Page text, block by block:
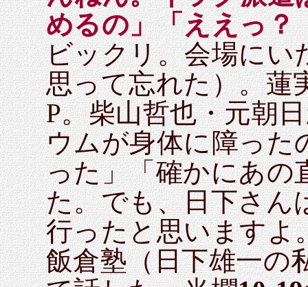
めるの」「ええっ
ビックリ。会場にい
思って忘れた）。蓮
P。柴山哲也・元朝
ウムが身体に障った
った」「確かにあの
た。でも、日下さん
行ったと思いますよ
飯倉塾（日下雄一の